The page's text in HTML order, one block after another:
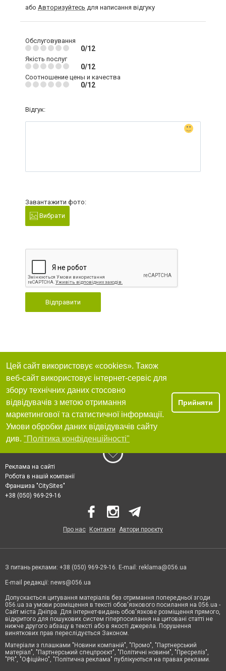
або Авторизуйтесь для написання відгуку
Обслуговування
0/12
Якість послуг
0/12
Соотношение цены и качества
0/12
Відгук:
Завантажити фото:
Вибрати
Відправити
Цей сайт використовує «cookies». Також
веб-сайт використовує інтернет-сервіс для
збору технічних даних стосовно
відвідувачів з метою отримання
маркетингової та статистичної інформації.
Умови обробки даних відвідувачів сайту
див. "Політика конфіденційності"
Прийняти
Реклама на сайті
Робота в нашій компанії
Франшиза "CitySites"
+38 (050) 969-29-16
Про нас Контакти Автори проєкту
З питань реклами: +38 (050) 969-29-16. E-mail: reklama@056.ua
E-mail редакції: news@056.ua
Допускається цитування матеріалів без отримання попередньої згоди
056.ua за умови розміщення в тексті обов'язкового посилання на 056.ua -
Сайт міста Дніпра. Для інтернет-видань обов'язкове розміщення прямого,
відкритого для пошукових систем гіперпосилання на цитовані статті не
нижче другого абзацу в тексті або в якості джерела. Порушення
виняткових прав переслідується Законом.
Матеріали з плашками "Новини компаній", "Промо", "Партнерський
матеріал", "Партнерський спецпроєкт", "Політичні новини", "Пресреліз",
"PR", "Офіційно", "Політична реклама" публікуються на правах реклами.